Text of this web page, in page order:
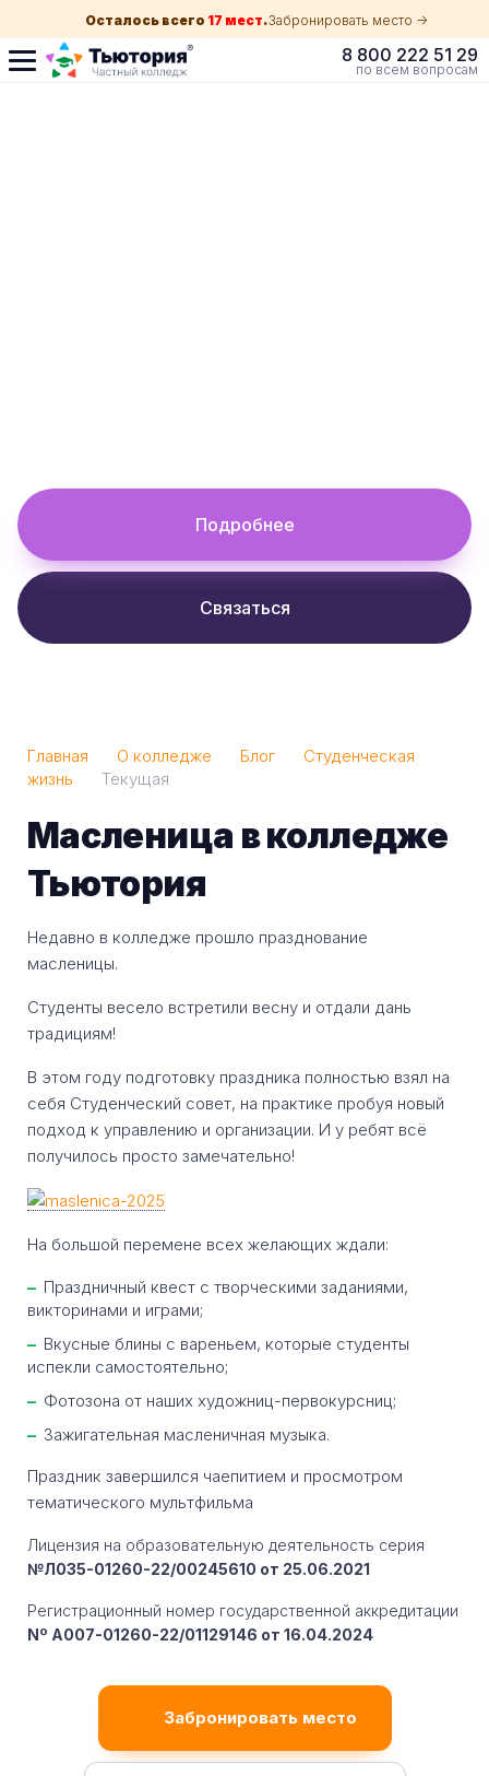
Осталось всего 17 мест.Забронировать место ->
8 800 222 51 29
по всем вопросам
Подробнее
Связаться
Главная О колледже Блог
Студенческая
жизнь
Текущая
Масленица в колледже
Тьютория
Недавно в колледже прошло празднование
масленицы.
Студенты весело встретили весну и отдали дань
традициям!
В этом году подготовку праздника полностью взял на
себя Студенческий совет, на практике пробуя новый
подход к управлению и организации. И у ребят всё
получилось просто замечательно!
На большой перемене всех желающих ждали:
Праздничный квест с творческими заданиями,
викторинами и играми;
Вкусные блины с вареньем, которые студенты
испекли самостоятельно;
Фотозона от наших художниц-первокурсниц;
Зажигательная масленичная музыка.
Праздник завершился чаепитием и просмотром
тематического мультфильма
Лицензия на образовательную деятельность серия
№Л035-01260-22/00245610 от 25.06.2021
Регистрационный номер государственной аккредитации
Nº A007-01260-22/01129146 от 16.04.2024
Забронировать место